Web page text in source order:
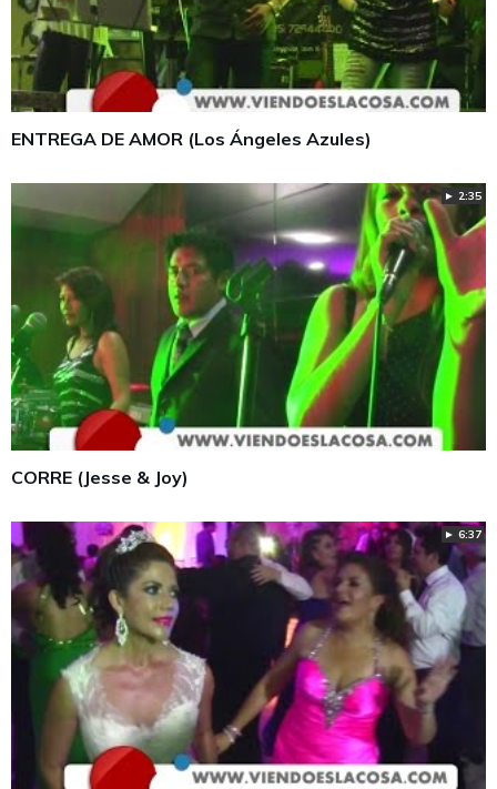
ENTREGA DE AMOR (Los Ángeles Azules)
► 2:35
CORRE (Jesse & Joy)
► 6:37